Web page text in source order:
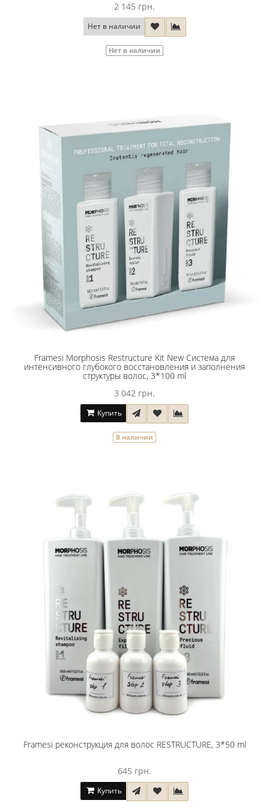
2 145 грн.
Нет в наличии
Нет в наличии
Framesi Morphosis Restructure Kit New Система для
интенсивного глубокого восстановления и заполнения
структуры волос, 3*100 ml
3 042 грн.
Купить
В наличии
Framesi реконструкция для волос RESTRUCTURE, 3*50 ml
645 грн.
Купить